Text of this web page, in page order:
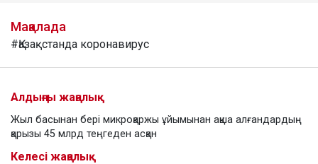
Мақалада
#Қазақстанда коронавирус
Алдыңғы жаңалық
Жыл басынан бері микроқаржы ұйымынан ақша алғандардың
қарызы 45 млрд теңгеден асқан
Келесі жаңалық